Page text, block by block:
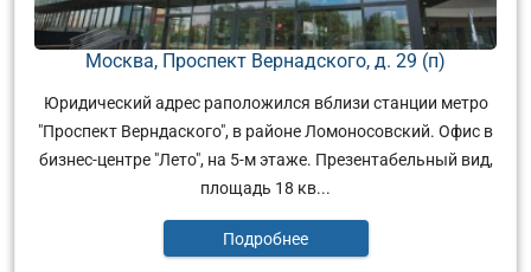
Москва, Проспект Вернадского, д. 29 (п)
Юридический адрес раположился вблизи станции метро
"Проспект Верндаского", в районе Ломоносовский. Офис в
бизнес-центре "Лето", на 5-м этаже. Презентабельный вид,
площадь 18 кв...
Подробнее